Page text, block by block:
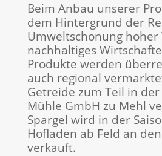
Beim Anbau unserer
dem Hintergrund der
Umweltschonung
nachhaltiges
Produkte werden
auch regional
Getreide zum Teil in
Mühle GmbH zu Mehl
Spargel wird in der
Hofladen ab Feld an
verkauft.